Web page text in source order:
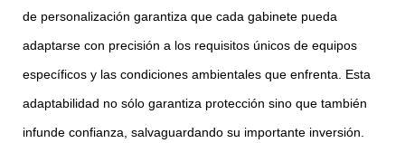
de personalización garantiza que cada gabinete pueda
adaptarse con precisión a los requisitos únicos de equipos
específicos y las condiciones ambientales que enfrenta. Esta
adaptabilidad no sólo garantiza protección sino que también
infunde confianza, salvaguardando su importante inversión.